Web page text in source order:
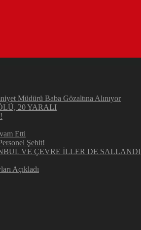
Müdürü Baba Gözaltına Alınıyor
20 YARALI
Etti
Şehit!
VE ÇEVRE İLLER DE SALLANDI
Açıkladı